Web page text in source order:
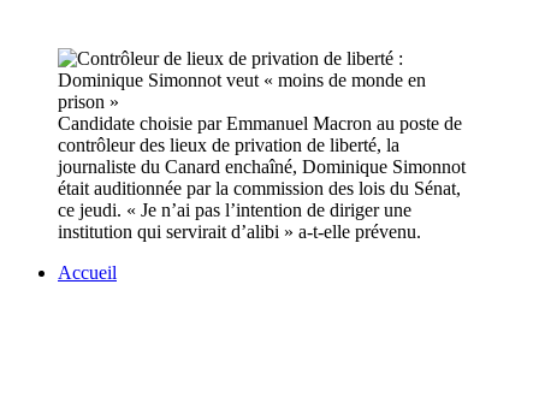
Candidate choisie par Emmanuel Macron au poste de
contrôleur des lieux de privation de liberté, la
journaliste du Canard enchaîné, Dominique Simonnot
était auditionnée par la commission des lois du Sénat,
ce jeudi. « Je n’ai pas l’intention de diriger une
institution qui servirait d’alibi » a-t-elle prévenu.
Accueil